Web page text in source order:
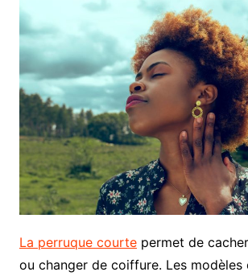
La perruque courtepermet de
ou changer de coiffure. Les